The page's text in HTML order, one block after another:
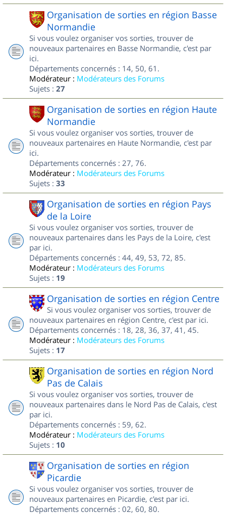
Organisation de sorties en région Basse
Normandie
Si vous voulez organiser vos sorties, trouver de
nouveaux partenaires en Basse Normandie, c'est par
ici.
Départements concernés : 14, 50, 61.
Modérateur : Modérateurs des Forums
Sujets : 27
Organisation de sorties en région Haute
Normandie
Si vous voulez organiser vos sorties, trouver de
nouveaux partenaires en Haute Normandie, c'est par
ici.
Départements concernés : 27, 76.
Modérateur : Modérateurs des Forums
Sujets : 33
Organisation de sorties en région Pays
de la Loire
Si vous voulez organiser vos sorties, trouver de
nouveaux partenaires dans les Pays de la Loire, c'est
par ici.
Départements concernés : 44, 49, 53, 72, 85.
Modérateur : Modérateurs des Forums
Sujets : 19
Organisation de sorties en région Centre
Si vous voulez organiser vos sorties, trouver de
nouveaux partenaires en région Centre, c'est par ici.
Départements concernés : 18, 28, 36, 37, 41, 45.
Modérateur : Modérateurs des Forums
Sujets : 17
Organisation de sorties en région Nord
Pas de Calais
Si vous voulez organiser vos sorties, trouver de
nouveaux partenaires dans le Nord Pas de Calais, c'est
par ici.
Départements concernés : 59, 62.
Modérateur : Modérateurs des Forums
Sujets : 10
Organisation de sorties en région
Picardie
Si vous voulez organiser vos sorties, trouver de
nouveaux partenaires en Picardie, c'est par ici.
Départements concernés : 02, 60, 80.